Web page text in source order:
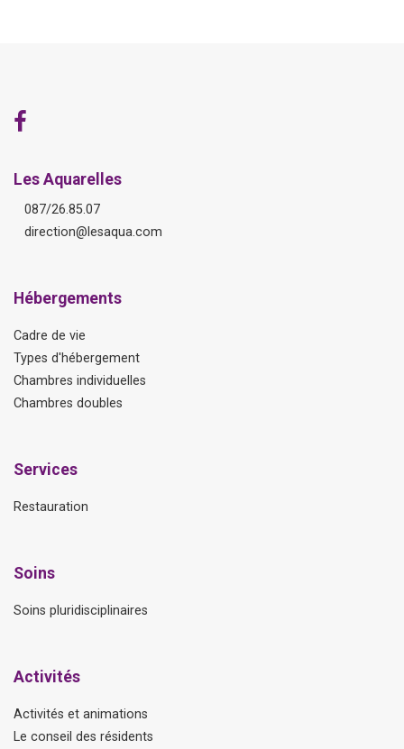
Les Aquarelles
087/26.85.07
direction@lesaqua.com
Hébergements
Cadre de vie
Types d'hébergement
Chambres individuelles
Chambres doubles
Services
Restauration
Soins
Soins pluridisciplinaires
Activités
Activités et animations
Le conseil des résidents